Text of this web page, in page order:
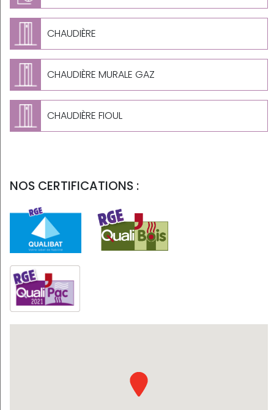
CHAUDIÈRE
CHAUDIÈRE MURALE GAZ
CHAUDIÈRE FIOUL
NOS CERTIFICATIONS :